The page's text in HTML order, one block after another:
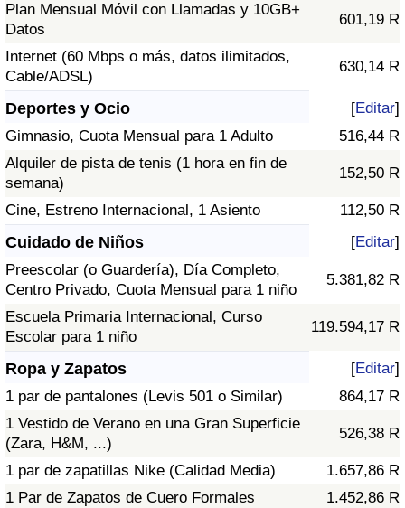
Plan Mensual Móvil con Llamadas y 10GB+
Datos
601,19 R
Internet (60 Mbps o más, datos ilimitados,
Cable/ADSL)
630,14 R
Deportes y Ocio [Editar]
Gimnasio, Cuota Mensual para 1 Adulto
516,44 R
Alquiler de pista de tenis (1 hora en fin de
semana)
152,50 R
Cine, Estreno Internacional, 1 Asiento 112,50 R
Cuidado de Niños [Editar]
Preescolar (o Guardería), Día Completo,
Centro Privado, Cuota Mensual para 1 niño
5.381,82 R
Escuela Primaria Internacional, Curso
Escolar para 1 niño
119.594,17 R
Ropa y Zapatos [Editar]
1 par de pantalones (Levis 501 o Similar)
864,17 R
1 Vestido de Verano en una Gran Superficie
(Zara, H&M, ...)
526,38 R
1 par de zapatillas Nike (Calidad Media)
1.657,86 R
1 Par de Zapatos de Cuero Formales
1.452,86 R